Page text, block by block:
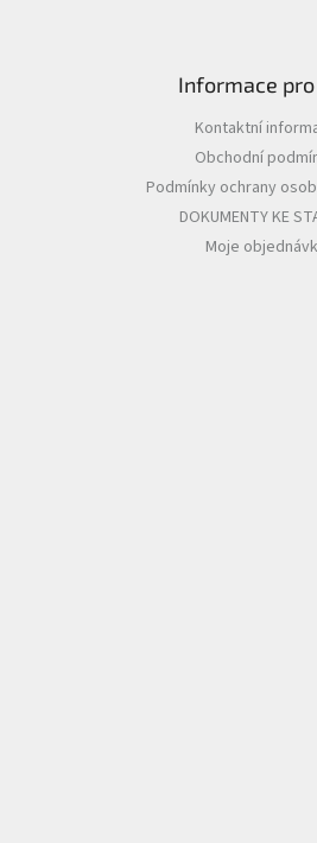
Informace
Kontaktní
Obchodní
Podmínky ochrany
DOKUMENTY KE
Moje